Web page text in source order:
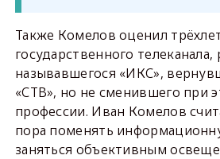
Также Комелов оценил
государственного телеканала,
называвшегося «ИКС»,
«СТВ», но не сменившего при
профессии. Иван Комелов
пора поменять
заняться объективным